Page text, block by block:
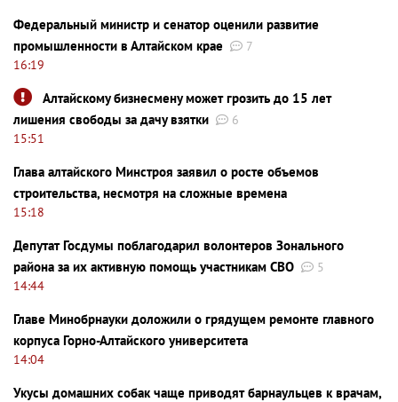
Федеральный министр и сенатор оценили развитие
промышленности в Алтайском крае
7
16:19
Алтайскому бизнесмену может грозить до 15 лет
лишения свободы за дачу взятки
6
15:51
Глава алтайского Минстроя заявил о росте объемов
строительства, несмотря на сложные времена
15:18
Депутат Госдумы поблагодарил волонтеров Зонального
района за их активную помощь участникам СВО
5
14:44
Главе Минобрнауки доложили о грядущем ремонте главного
корпуса Горно-Алтайского университета
14:04
Укусы домашних собак чаще приводят барнаульцев к врачам,